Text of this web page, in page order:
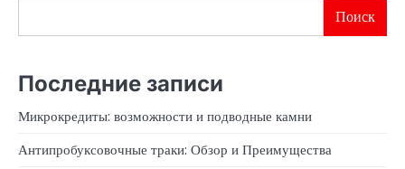
Поиск
Последние записи
Микрокредиты: возможности и подводные камни
Антипробуксовочные траки: Обзор и Преимущества